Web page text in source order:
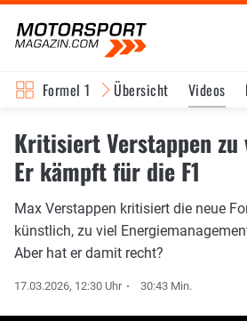
Formel 1 Übersicht Videos
Kritisiert Verstappen zu
Er kämpft für die F1
Max Verstappen kritisiert die neue
künstlich, zu viel
Aber hat er damit recht?
17.03.2026, 12:30 Uhr 30:43 Min.